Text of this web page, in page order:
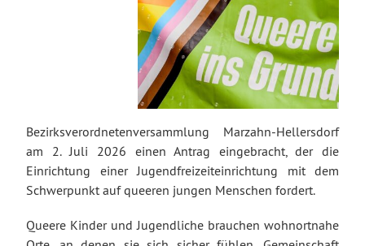
Bezirksverordnetenversammlung Marzahn-Hellersdorf
am 2. Juli 2026 einen Antrag eingebracht, der die
Einrichtung einer Jugendfreizeiteinrichtung mit dem
Schwerpunkt auf queeren jungen Menschen fordert.
Queere Kinder und Jugendliche brauchen wohnortnahe